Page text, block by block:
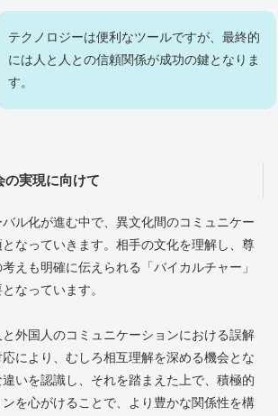
テクノロジーは便利なツールですが、最終的
には人と人との信頼関係が成功の鍵となりま
す。
の実現に向けて
ル化が進む中で、異文化間のコミュニケー
なっていきます。相手の文化を理解し、尊
えも明確に伝えられる「バイカルチャー」
なっています。
外国人のコミュニケーションにおける誤解
により、むしろ相互理解を深める機会とな
いを認識し、それを踏まえた上で、積極的
を心がけることで、より豊かな関係性を構